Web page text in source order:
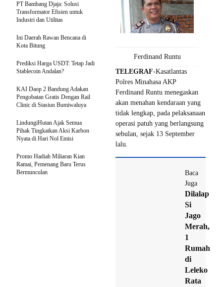
Ferdinand Runtu
TELEGRAF-Kasatlantas
Polres Minahasa AKP
Ferdinand Runtu menegaskan
akan menahan kendaraan yang
tidak lengkap, pada pelaksanaan
operasi patuh yang berlangsung
sebulan, sejak 13 September
lalu.
Baca
Juga
Dilalap
Si
Jago
Merah,
1
Rumah
di
Leleko
Rata
PT Bambang Djaja: Solusi
Transformator Efisien untuk
Industri dan Utilitas
Ini Daerah Rawan Bencana di
Kota Bitung
Prediksi Harga USDT: Tetap Jadi
Stablecoin Andalan?
KAI Daop 2 Bandung Adakan
Pengobatan Gratis Dengan Rail
Clinic di Stasiun Bumiwaluya
LindungiHutan Ajak Semua
Pihak Tingkatkan Aksi Karbon
Nyata di Hari Nol Emisi
Promo Hadiah Miliaran Kian
Ramai, Pemenang Baru Terus
Bermunculan